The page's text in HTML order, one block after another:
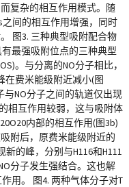
复杂的相互作用模式。随
之间的相互作用增强，同时
图3. 三种典型吸附配合物
最强吸附位点的三种典型
。与分离的NO分子相比，
在费米能级附近减小(图
与NO分子之间的轨道仅出现
相互作用较弱，这与吸附体
内部的相互作用(图3b)
附后，原费米能级附近的
新的峰，分别与H116和H111
分子发生强结合。这也解
用。 图4. 两种气体分子对T